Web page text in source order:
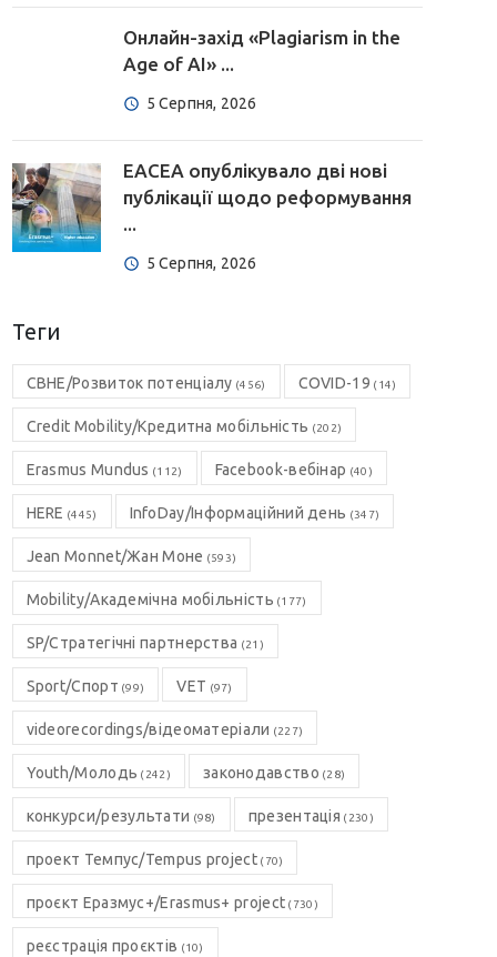
Онлайн-захід «Plagiarism in the
Age of AI» ...
5 Серпня, 2026
EACEA опублікувало дві нові
публікації щодо реформування
...
5 Серпня, 2026
Теги
CBHE/Розвиток потенціалу (456) COVID-19 (14)
Credit Mobility/Кредитна мобільність (202)
Erasmus Mundus (112) Facebook-вебінар (40)
HERE (445) InfoDay/Інформаційний день (347)
Jean Monnet/Жан Моне (593)
Mobility/Академічна мобільність (177)
SP/Стратегічні партнерства (21)
Sport/Спорт (99) VET (97)
videorecordings/відеоматеріали (227)
Youth/Молодь (242) законодавство (28)
конкурси/результати (98) презентація (230)
проект Темпус/Tempus project(70)
проєкт Еразмус+/Erasmus+ project (730)
реєстрація проєктів (10)